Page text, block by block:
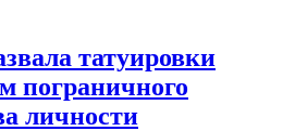
татуировки
пограничного
личности